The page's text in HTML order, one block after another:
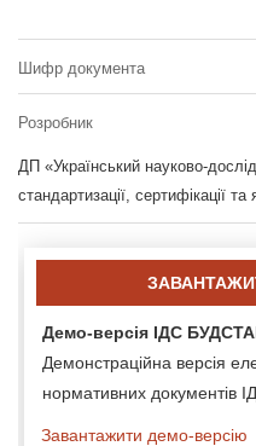
Шифр документа
Розробник
ДП «Український науково-
стандартизації, сертифікації
Демо-версія ІДС
Демонстраційна версія
нормативних документів
Завантажити демо-версію